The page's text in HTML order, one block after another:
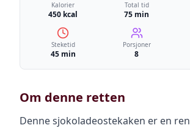
Kalorier
450 kcal
Total tid
75 min
Steketid
45 min
Porsjoner
8
Om denne retten
Denne sjokoladeostekaken er en ren